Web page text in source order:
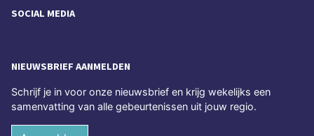
SOCIAL MEDIA
NIEUWSBRIEF AANMELDEN
Schrijf je in voor onze nieuwsbrief en krijg wekelijks een
samenvatting van alle gebeurtenissen uit jouw regio.